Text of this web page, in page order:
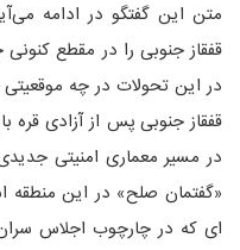
متن این گفتگو در ادامه
قفقاز جنوبی را در مقطع کنونی
در این تحولات در چه موقعیتی
قفقاز جنوبی پس از آزادی قره
در مسیر معماری امنیتی
«گفتمان صلح» در این
ای که در چارچوب اجلاس سران